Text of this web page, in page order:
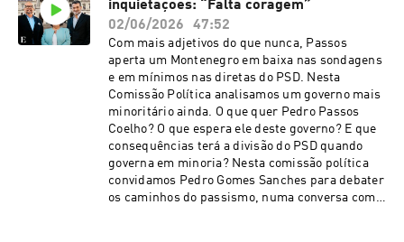
que tentam gerar ódio, mais do que polarização
- a extrema-direita - e que fizeram uma cimeira
europeia sobre remigração na Figueira da Foz.
Os comentários são de Martim Silva, diretor-
adjunto da SIC, Micael Pereira, grande repórter
do Expresso e David Dinis, diretor-adjunto, com
a moderação de Vítor Matos. A sonoplastia é da
responsabilidade de Tomás Delfim e a ilustração
é da autoria de Carlos Paes.See
omnystudio.com/listener for privacy
information.
inquietações: “Falta coragem”
02/06/2026
47:52
Com mais adjetivos do que nunca, Passos
aperta um Montenegro em baixa nas sondagens
e em mínimos nas diretas do PSD. Nesta
Comissão Política analisamos um governo mais
minoritário ainda. O que quer Pedro Passos
Coelho? O que espera ele deste governo? E que
consequências terá a divisão do PSD quando
governa em minoria? Nesta comissão política
convidamos Pedro Gomes Sanches para debater
os caminhos do passismo, numa conversa com